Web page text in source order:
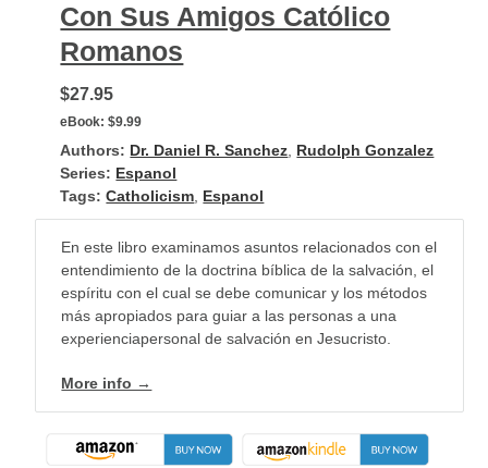
Con Sus Amigos Católico
Romanos
$27.95
eBook: $9.99
Authors: Dr. Daniel R. Sanchez, Rudolph Gonzalez
Series: Espanol
Tags: Catholicism, Espanol
En este libro examinamos asuntos relacionados con el
entendimiento de la doctrina bíblica de la salvación, el
espíritu con el cual se debe comunicar y los métodos
más apropiados para guiar a las personas a una
experienciapersonal de salvación en Jesucristo.
More info →